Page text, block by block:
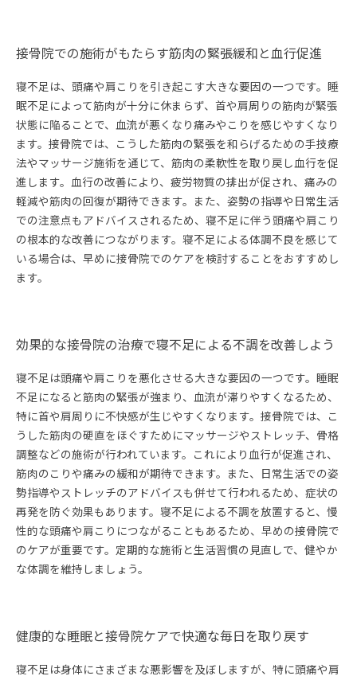
接骨院での施術がもたらす筋肉の緊張緩和と血行促進
寝不足は、頭痛や肩こりを引き起こす大きな要因の一つです。睡
眠不足によって筋肉が十分に休まらず、首や肩周りの筋肉が緊張
状態に陥ることで、血流が悪くなり痛みやこりを感じやすくなり
ます。接骨院では、こうした筋肉の緊張を和らげるための手技療
法やマッサージ施術を通じて、筋肉の柔軟性を取り戻し血行を促
進します。血行の改善により、疲労物質の排出が促され、痛みの
軽減や筋肉の回復が期待できます。また、姿勢の指導や日常生活
での注意点もアドバイスされるため、寝不足に伴う頭痛や肩こり
の根本的な改善につながります。寝不足による体調不良を感じて
いる場合は、早めに接骨院でのケアを検討することをおすすめし
ます。
効果的な接骨院の治療で寝不足による不調を改善しよう
寝不足は頭痛や肩こりを悪化させる大きな要因の一つです。睡眠
不足になると筋肉の緊張が強まり、血流が滞りやすくなるため、
特に首や肩周りに不快感が生じやすくなります。接骨院では、こ
うした筋肉の硬直をほぐすためにマッサージやストレッチ、骨格
調整などの施術が行われています。これにより血行が促進され、
筋肉のこりや痛みの緩和が期待できます。また、日常生活での姿
勢指導やストレッチのアドバイスも併せて行われるため、症状の
再発を防ぐ効果もあります。寝不足による不調を放置すると、慢
性的な頭痛や肩こりにつながることもあるため、早めの接骨院で
のケアが重要です。定期的な施術と生活習慣の見直しで、健やか
な体調を維持しましょう。
健康的な睡眠と接骨院ケアで快適な毎日を取り戻す
寝不足は身体にさまざまな悪影響を及ぼしますが、特に頭痛や肩